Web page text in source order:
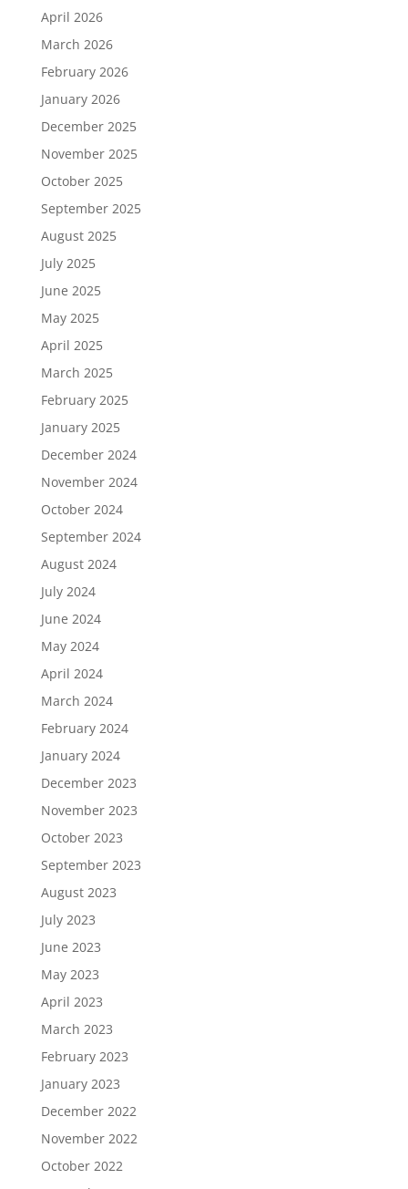
April 2026
March 2026
February 2026
January 2026
December 2025
November 2025
October 2025
September 2025
August 2025
July 2025
June 2025
May 2025
April 2025
March 2025
February 2025
January 2025
December 2024
November 2024
October 2024
September 2024
August 2024
July 2024
June 2024
May 2024
April 2024
March 2024
February 2024
January 2024
December 2023
November 2023
October 2023
September 2023
August 2023
July 2023
June 2023
May 2023
April 2023
March 2023
February 2023
January 2023
December 2022
November 2022
October 2022